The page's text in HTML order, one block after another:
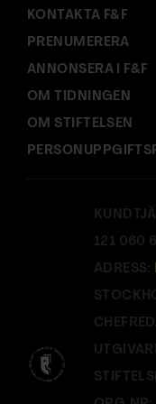
KONTAKTA F&F
PRENUMERERA
ANNONSERA I F&F
OM TIDNINGEN
OM STIFTELSEN
121 060
ADRESS: